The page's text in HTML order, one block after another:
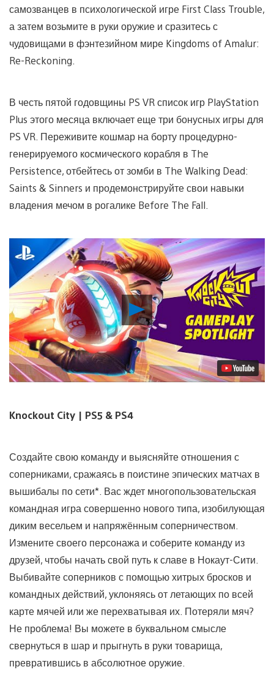
самозванцев в психологической игре First Class Trouble,
а затем возьмите в руки оружие и сразитесь с
чудовищами в фэнтезийном мире Kingdoms of Amalur:
Re-Reckoning.
В честь пятой годовщины PS VR список игр PlayStation
Plus этого месяца включает еще три бонусных игры для
PS VR. Переживите кошмар на борту процедурно-
генерируемого космического корабля в The
Persistence, отбейтесь от зомби в The Walking Dead:
Saints & Sinners и продемонстрируйте свои навыки
владения мечом в рогалике Before The Fall.
Воспроизвести
видео
Knockout City | PS5 & PS4
Создайте свою команду и выясняйте отношения с
соперниками, сражаясь в поистине эпических матчах в
вышибалы по сети*. Вас ждет многопользовательская
командная игра совершенно нового типа, изобилующая
диким весельем и напряжённым соперничеством.
Измените своего персонажа и соберите команду из
друзей, чтобы начать свой путь к славе в Нокаут-Сити.
Выбивайте соперников с помощью хитрых бросков и
командных действий, уклоняясь от летающих по всей
карте мячей или же перехватывая их. Потеряли мяч?
Не проблема! Вы можете в буквальном смысле
свернуться в шар и прыгнуть в руки товарища,
превратившись в абсолютное оружие.